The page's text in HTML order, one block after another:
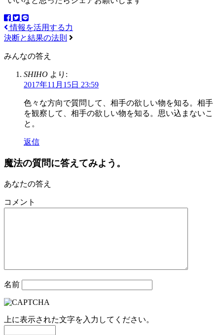
情報を活用する力
決断と結果の法則
みんなの答え
SHIHO より:
2017年11月15日 23:59
色々な方向で質問して、相手の欲しい物を知る。相手
を観察して、相手の欲しい物を知る。思い込まないこ
と。
返信
魔法の質問に答えてみよう。
あなたの答え
コメント
名前
上に表示された文字を入力してください。